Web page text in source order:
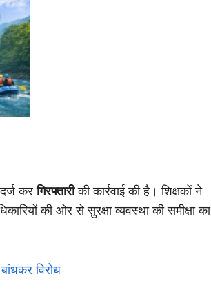
करगिरफ्तारीकी कार्रवाई की है। शिक्षकों ने
की ओर से सुरक्षा व्यवस्था की समीक्षा का
विरोध